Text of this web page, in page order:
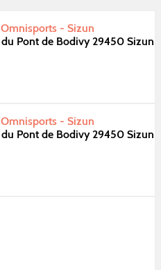
- Sizun
Pont de Bodivy 29450 Sizun
- Sizun
Pont de Bodivy 29450 Sizun